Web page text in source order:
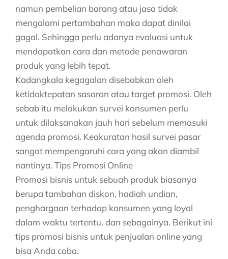
namun pembelian barang atau jasa tidak
mengalami pertambahan maka dapat dinilai
gagal. Sehingga perlu adanya evaluasi untuk
mendapatkan cara dan metode penawaran
produk yang lebih tepat.
Kadangkala kegagalan disebabkan oleh
ketidaktepatan sasaran atau target promosi. Oleh
sebab itu melakukan survei konsumen perlu
untuk dilaksanakan jauh hari sebelum memasuki
agenda promosi. Keakuratan hasil survei pasar
sangat mempengaruhi cara yang akan diambil
nantinya. Tips Promosi Online
Promosi bisnis untuk sebuah produk biasanya
berupa tambahan diskon, hadiah undian,
penghargaan terhadap konsumen yang loyal
dalam waktu tertentu, dan sebagainya. Berikut ini
tips promosi bisnis untuk penjualan online yang
bisa Anda coba.